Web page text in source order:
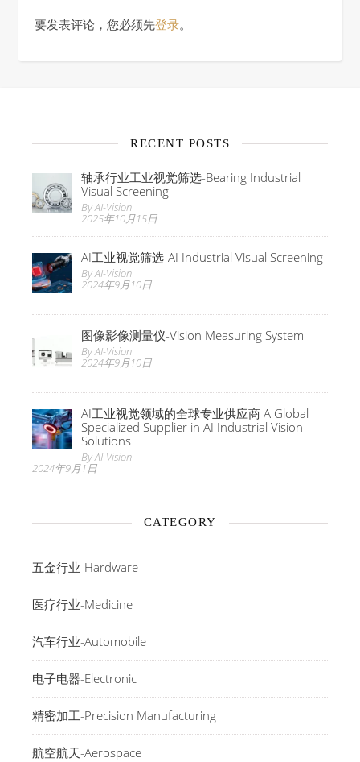
要发表评论，您必须先登录。
RECENT POSTS
轴承行业工业视觉筛选-Bearing Industrial
Visual Screening
By AI-Vision
2025年10月15日
AI工业视觉筛选-AI Industrial Visual Screening
By AI-Vision
2024年9月10日
图像影像测量仪-Vision Measuring System
By AI-Vision
2024年9月10日
AI工业视觉领域的全球专业供应商 A Global
Specialized Supplier in AI Industrial Vision
Solutions
By AI-Vision
2024年9月1日
CATEGORY
五金行业-Hardware
医疗行业-Medicine
汽车行业-Automobile
电子电器-Electronic
精密加工-Precision Manufacturing
航空航天-Aerospace